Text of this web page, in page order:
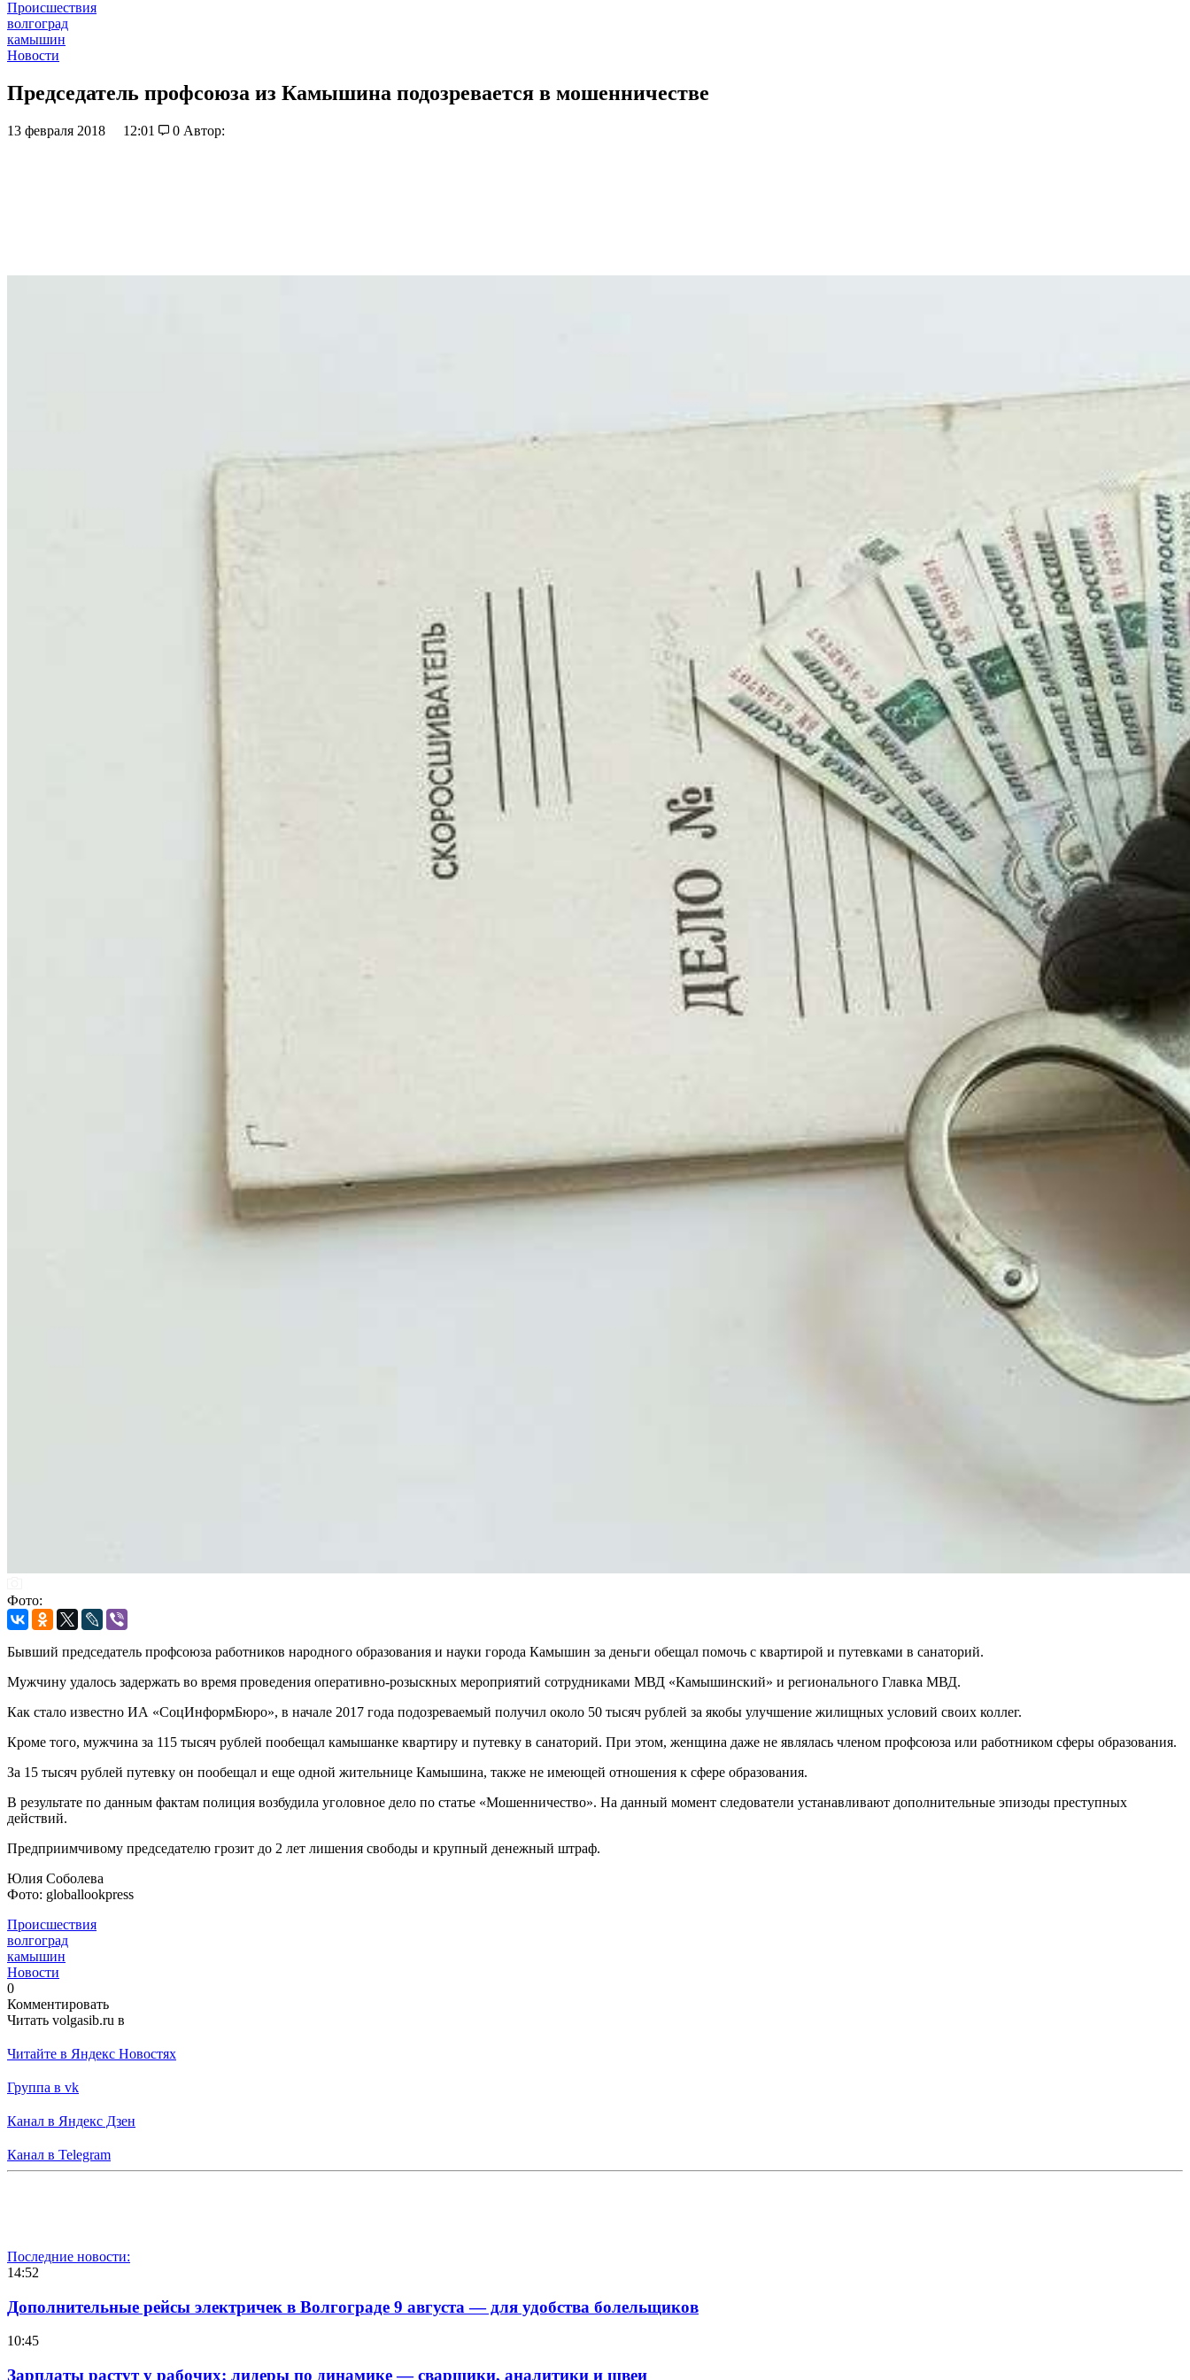
Происшествия
волгоград
камышин
Новости
Председатель профсоюза из Камышина подозревается в мошенничестве
13 февраля 2018 12:01 0 Автор:
Фото:
Бывший председатель профсоюза работников народного образования и науки города Камышин за деньги обещал помочь с квартирой и путевками в санаторий.
Мужчину удалось задержать во время проведения оперативно-розыскных мероприятий сотрудниками МВД «Камышинский» и регионального Главка МВД.
Как стало известно ИА «СоцИнформБюро», в начале 2017 года подозреваемый получил около 50 тысяч рублей за якобы улучшение жилищных условий своих коллег.
Кроме того, мужчина за 115 тысяч рублей пообещал камышанке квартиру и путевку в санаторий. При этом, женщина даже не являлась членом профсоюза или работником сферы образования.
За 15 тысяч рублей путевку он пообещал и еще одной жительнице Камышина, также не имеющей отношения к сфере образования.
В результате по данным фактам полиция возбудила уголовное дело по статье «Мошенничество». На данный момент следователи устанавливают дополнительные эпизоды преступных
действий.
Предприимчивому председателю грозит до 2 лет лишения свободы и крупный денежный штраф.
Юлия Соболева
Фото: globallookpress
Происшествия
волгоград
камышин
Новости
0
Комментировать
Читать volgasib.ru в
Читайте в Яндекс Новостях
Группа в vk
Канал в Яндекс Дзен
Канал в Telegram
Последние новости:
14:52
Дополнительные рейсы электричек в Волгограде 9 августа — для удобства болельщиков
10:45
Зарплаты растут у рабочих: лидеры по динамике — сварщики, аналитики и швеи